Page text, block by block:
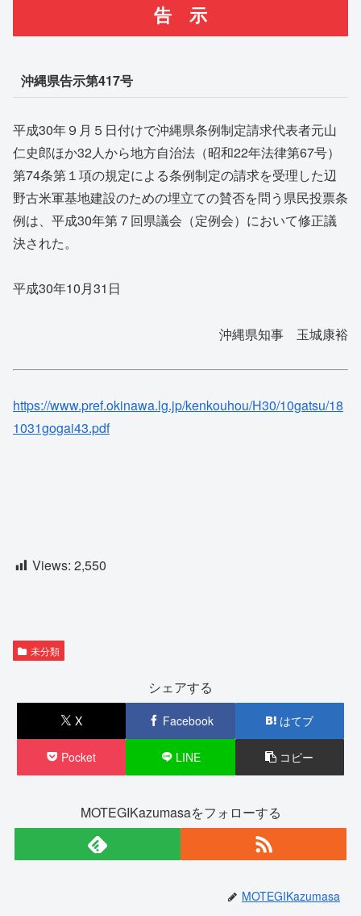
告 示
沖縄県告示第417号
平成30年９月５日付けで沖縄県条例制定請求代表者元山
仁史郎ほか32人から地方自治法（昭和22年法律第67号）
第74条第１項の規定による条例制定の請求を受理した辺
野古米軍基地建設のための埋立ての賛否を問う県民投票条
例は、平成30年第７回県議会（定例会）において修正議
決された。
平成30年10月31日
沖縄県知事 玉城康裕
https://www.pref.okinawa.lg.jp/kenkouhou/H30/10gatsu/18
1031gogai43.pdf
Views: 2,550
未分類
シェアする
X Facebook はてブ
Pocket LINE コピー
MOTEGIKazumasaをフォローする
MOTEGIKazumasa